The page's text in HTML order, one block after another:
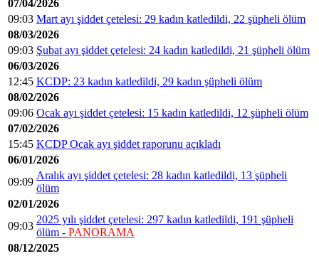
07/04/2026
09:03 Mart ayı şiddet çetelesi: 29 kadın katledildi, 22 şüpheli ölüm
08/03/2026
09:03 Şubat ayı şiddet çetelesi: 24 kadın katledildi, 21 şüpheli ölüm
06/03/2026
12:45 KCDP: 23 kadın katledildi, 29 kadın şüpheli ölüm
08/02/2026
09:06 Ocak ayı şiddet çetelesi: 15 kadın katledildi, 12 şüpheli ölüm
07/02/2026
15:45 KCDP Ocak ayı şiddet raporunu açıkladı
06/01/2026
09:09
Aralık ayı şiddet çetelesi: 28 kadın katledildi, 13 şüpheli
ölüm
02/01/2026
09:03
2025 yılı şiddet çetelesi: 297 kadın katledildi, 191 şüpheli
ölüm - PANORAMA
08/12/2025